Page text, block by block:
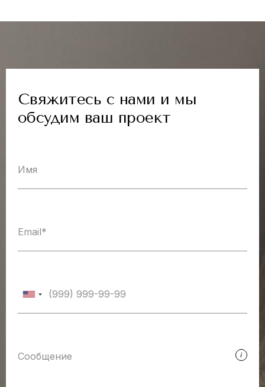
Свяжитесь с нами и мы
обсудим ваш проект